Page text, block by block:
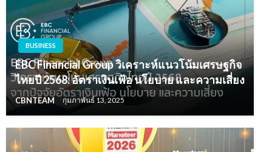
BUSINESS
EBC Financial Group วิเคราะห์แนวโน้มเศรษฐกิจ
ไทยปี 2568: อัตราเงินเฟ้อ นโยบาย และความเสี่ยง
CBNTEAM กุมภาพันธ์ 13, 2025